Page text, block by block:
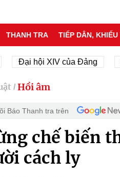
THANH TRA TIẾP DÂN, KHIẾU
Đại hội XIV của Đảng 23/
/ Hồi âm
Báo Thanh tra trên
chế biến
cách ly